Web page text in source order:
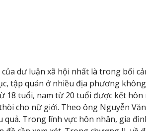
dư luận xã hội nhất là trong bối
tập quán ở nhiều địa phương
18 tuổi, nam từ 20 tuổi được kết
cho nữ giới. Theo ông Nguyễn
quả. Trong lĩnh vực hôn nhân, gia